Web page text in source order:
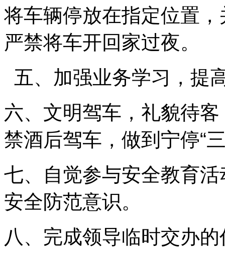
将车辆停放在指定位置
严禁将车开回家过夜。
五、加强业务学习，提
六、文明驾车，礼貌待客
禁酒后驾车，做到宁停“
七、自觉参与安全教育
安全防范意识。
八、完成领导临时交办